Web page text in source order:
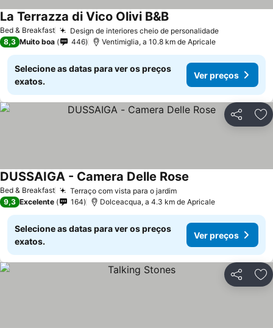
Bed & Breakfast Design de interiores cheio de personalidade
La Terrazza di Vico Olivi B&B
8,3 Muito boa 446 Ventimiglia, a 10.8 km de Apricale
Selecione as datas para ver os preços
exatos.
Ver preços
Partilhar
Bed & Breakfast Terraço com vista para o jardim
DUSSAIGA - Camera Delle Rose
9,3 Excelente 164 Dolceacqua, a 4.3 km de Apricale
Selecione as datas para ver os preços
exatos.
Ver preços
Partilhar